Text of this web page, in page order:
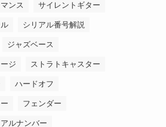
ンス サイレントギター
シリアル番号解説
ジャズベース
ジ ストラトキャスター
ハードオフ
フェンダー
ルナンバー